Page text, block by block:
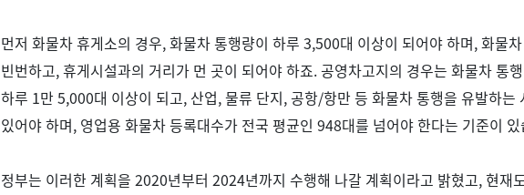
먼저 화물차 휴게소의 경우,화물차 통행량이 하루 3,500대 이상이 되어야 하며,화물
빈번하고,휴게시설과의 거리가 먼 곳이 되어야 하죠.공영차고지의 경우는 화물차 통
하루 1만5,000대 이상이 되고, 산업,물류 단지,공항/항만 등 화물차 통행을 유발하는
있어야 하며, 영업용 화물차 등록대수가 전국 평균인 948대를 넘어야 한다는 기준이
정부는 이러한 계획을 2020년부터 2024년까지 수행해 나갈 계획이라고 밝혔고,현재